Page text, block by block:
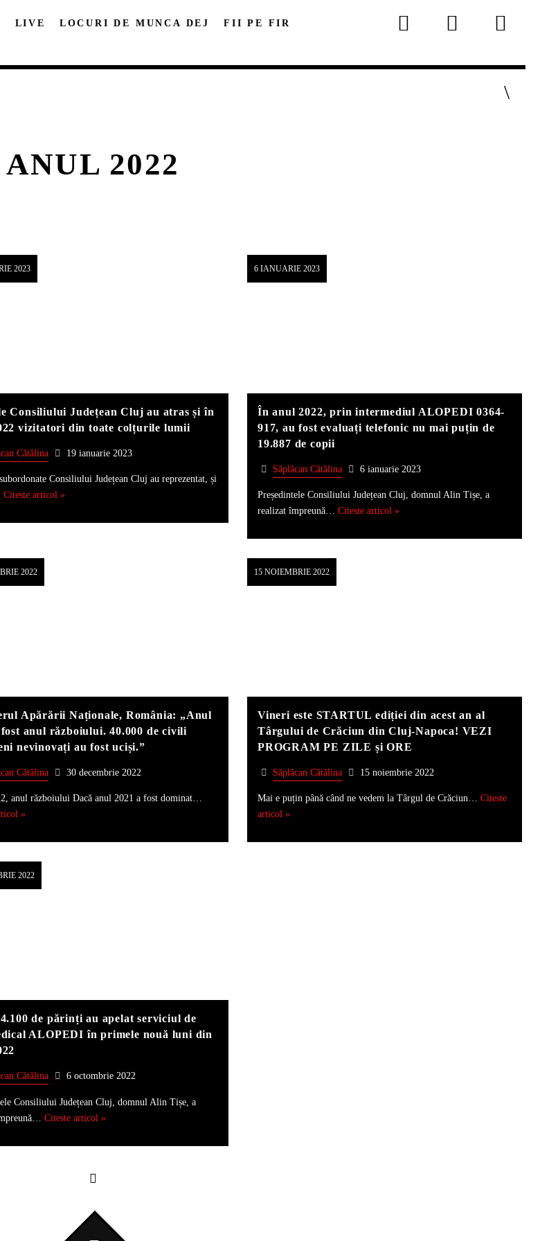
LIVE LOCURI DE MUNCA DEJ FII PE FIR
CAUTA IN SITE:
PAGINA PE:
ANUL 2022
2023
Consiliului Județean Cluj au atras și în
vizitatori din toate colțurile lumii
Cătălina 19 ianuarie 2023
Consiliului Județean Cluj au reprezentat, și
Citeste articol »
6 IANUARIE 2023
În anul 2022, prin intermediul ALOPEDI 0364-
917, au fost evaluați telefonic nu mai puțin de
19.887 de copii
Săplăcan Cătălina 6 ianuarie 2023
Președintele Consiliului Județean Cluj, domnul Alin Tișe, a
realizat împreună… Citeste articol »
2022
Apărării Naționale, România: „Anul
fost anul războiului. 40.000 de civili
nevinovați au fost uciși.”
Cătălina 30 decembrie 2022
anul războiului Dacă anul 2021 a fost dominat…
»
15 NOIEMBRIE 2022
Vineri este STARTUL ediției din acest an al
Târgului de Crăciun din Cluj-Napoca! VEZI
PROGRAM PE ZILE și ORE
Săplăcan Cătălina 15 noiembrie 2022
Mai e puțin până când ne vedem la Târgul de Crăciun… Citeste
articol »
2022
de părinți au apelat serviciul de
ALOPEDI în primele nouă luni din
Cătălina 6 octombrie 2022
Consiliului Județean Cluj, domnul Alin Tișe, a
Citeste articol »